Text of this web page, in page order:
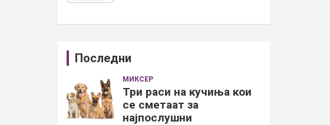
Последни
МИКСЕР
Три раси на кучиња кои
се сметаат за
најпослушни